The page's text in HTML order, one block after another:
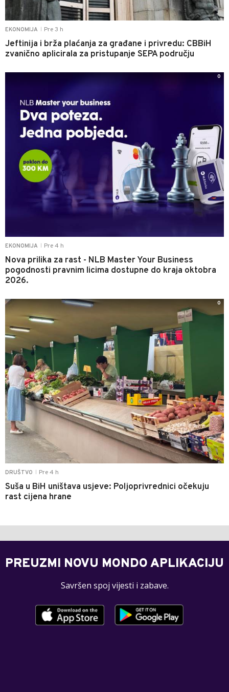
EKONOMIJA Pre 3 h
Jeftinija i brža plaćanja za građane i privredu: CBBiH
zvanično aplicirala za pristupanje SEPA području
EKONOMIJA Pre 4 h
Nova prilika za rast - NLB Master Your Business
pogodnosti pravnim licima dostupne do kraja oktobra
2026.
0
DRUŠTVO Pre 4 h
Suša u BiH uništava usjeve: Poljoprivrednici očekuju
rast cijena hrane
0
PREUZMI NOVU MONDO APLIKACIJU
Savršen spoj vijesti i zabave.